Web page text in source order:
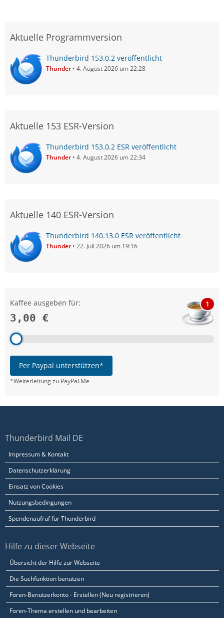
Aktuelle Programmversion
Thunderbird 153.0.2 veröffentlicht
Thunder 4. August 2026 um 22:28
Aktuelle 153 ESR-Version
Thunderbird 153.0.2 ESR veröffentlicht
Thunder 4. August 2026 um 22:34
Aktuelle 140 ESR-Version
Thunderbird 140.13.0 ESR veröffentlicht
Thunder 22. Juli 2026 um 19:16
Kaffee ausgeben für:
3,00 €
1
Per Paypal unterstützen*
*Weiterleitung zu PayPal.Me
Thunderbird Mail DE
Impressum & Kontakt
Datenschutzerklärung
Einsatz von Cookies
Nutzungsbedingungen
Spendenaufruf für Thunderbird
Hilfe zu dieser Webseite
Übersicht der Hilfe zur Webseite
Die Suchfunktion benutzen
Foren-Benutzerkonto - Erstellen (Neu registrieren)
Foren-Thema erstellen und bearbeiten